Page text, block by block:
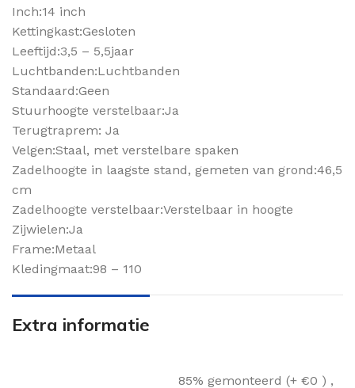
Inch:14 inch
Kettingkast:Gesloten
Leeftijd:3,5 – 5,5jaar
Luchtbanden:Luchtbanden
Standaard:Geen
Stuurhoogte verstelbaar:Ja
Terugtraprem: Ja
Velgen:Staal, met verstelbare spaken
Zadelhoogte in laagste stand, gemeten van grond:46,5
cm
Zadelhoogte verstelbaar:Verstelbaar in hoogte
Zijwielen:Ja
Frame:Metaal
Kledingmaat:98 – 110
Extra informatie
85% gemonteerd (+ €0 ) ,